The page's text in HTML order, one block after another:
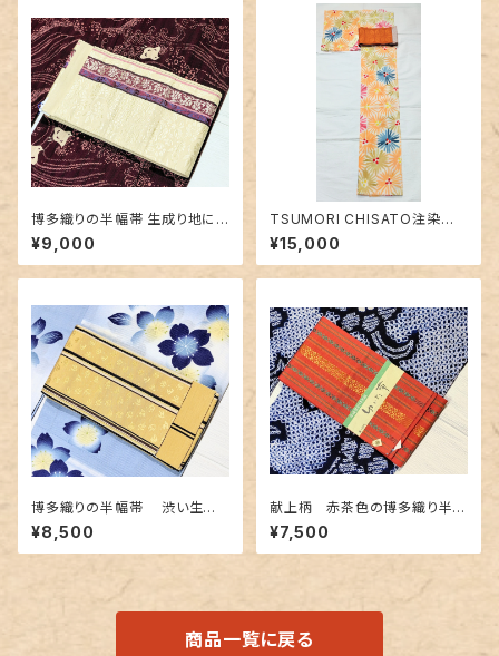
博多織りの半幅帯 生成り地に
豪華な地紋＆赤紫色
¥9,000
TSUMORI CHISATO注染浴
衣 未使用品〜花火のようなお
花柄〜
¥15,000
博多織りの半幅帯 渋い生成り
地に熱帯魚のような柄
¥8,500
献上柄 赤茶色の博多織り半幅
帯
¥7,500
商品一覧に戻る